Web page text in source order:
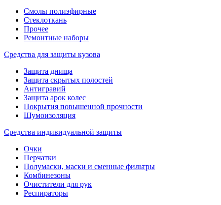
Смолы полиэфирные
Стеклоткань
Прочее
Ремонтные наборы
Средства для защиты кузова
Защита днища
Защита скрытых полостей
Антигравий
Защита арок колес
Покрытия повышенной прочности
Шумоизоляция
Средства индивидуальной защиты
Очки
Перчатки
Полумаски, маски и сменные фильтры
Комбинезоны
Очистители для рук
Респираторы